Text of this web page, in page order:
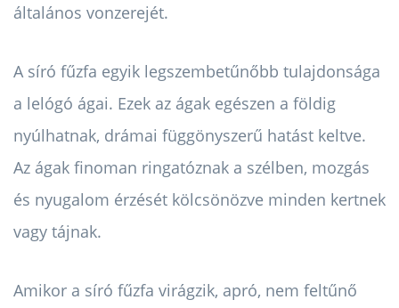
általános vonzerejét.
A síró fűzfa egyik legszembetűnőbb tulajdonsága
a lelógó ágai. Ezek az ágak egészen a földig
nyúlhatnak, drámai függönyszerű hatást keltve.
Az ágak finoman ringatóznak a szélben, mozgás
és nyugalom érzését kölcsönözve minden kertnek
vagy tájnak.
Amikor a síró fűzfa virágzik, apró, nem feltűnő